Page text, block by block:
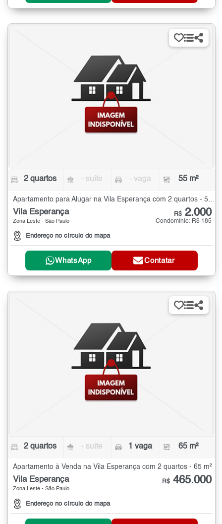
2 quartos - suíte - vaga 55 m²
Apartamento para Alugar na Vila Esperança com 2 quartos - 55 m²
Vila Esperança
Zona Leste - São Paulo
Endereço no círculo do mapa
R$ 2.000
Condomínio: R$ 185
WhatsApp Contatar
2 quartos - suíte 1 vaga 65 m²
Apartamento à Venda na Vila Esperança com 2 quartos - 65 m²
Vila Esperança
Zona Leste - São Paulo
Endereço no círculo do mapa
R$ 465.000